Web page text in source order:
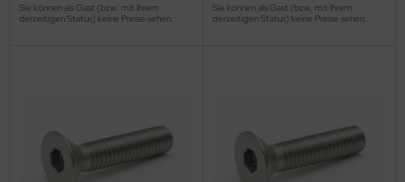
Sie können als Gast (bzw. mit Ihrem
derzeitigen Status) keine Preise sehen.
Sie können als Gast (bzw. mit Ihrem
derzeitigen Status) keine Preise sehen.